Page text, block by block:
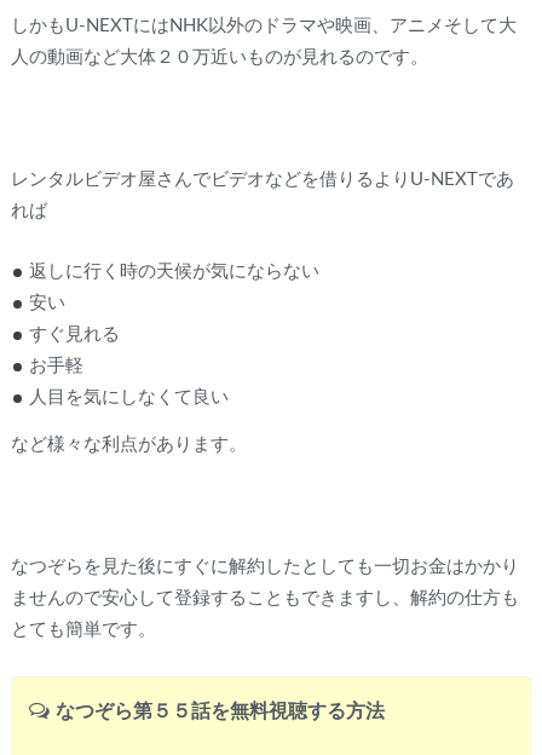
しかもU-NEXTにはNHK以外のドラマや映画、アニメそして大
人の動画など大体２０万近いものが見れるのです。
レンタルビデオ屋さんでビデオなどを借りるよりU-NEXTであ
れば
返しに行く時の天候が気にならない
安い
すぐ見れる
お手軽
人目を気にしなくて良い
など様々な利点があります。
なつぞらを見た後にすぐに解約したとしても一切お金はかかり
ませんので安心して登録することもできますし、解約の仕方も
とても簡単です。
なつぞら第５５話を無料視聴する方法